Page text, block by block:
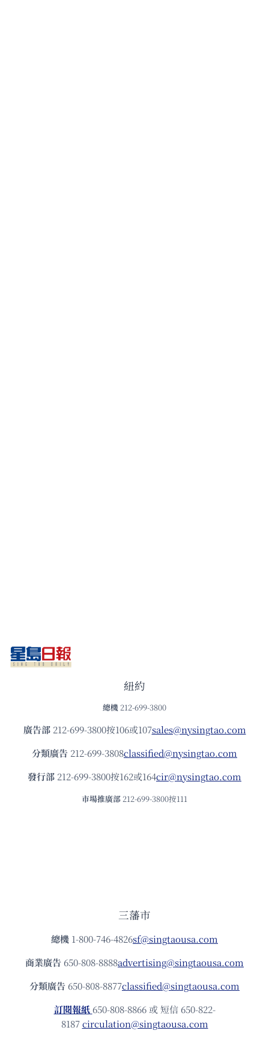
紐約
總機 212-699-3800
廣告部212-699-3800按106或107sales@nysingtao.com
分類廣告 212-699-3808classified@nysingtao.com
發⾏部 212-699-3800按162或164cir@nysingtao.com
市場推廣部 212-699-3800按111
三藩市
總機 1-800-746-4826sf@singtaousa.com
商業廣告 650-808-8888advertising@singtaousa.com
分類廣告 650-808-8877classified@singtaousa.com
訂閱報紙 650-808-8866 或 短信 650-822-
8187circulation@singtaousa.com